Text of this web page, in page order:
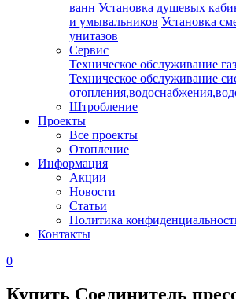
ванн Установка душевых
и умывальников Установка
унитазов
Сервис
Техническое обслуживание
Техническое обслуживание
Штробление
Проекты
Все проекты
Отопление
Информация
Акции
Новости
Статьи
Политика
Контакты
0
Купить Соединитель